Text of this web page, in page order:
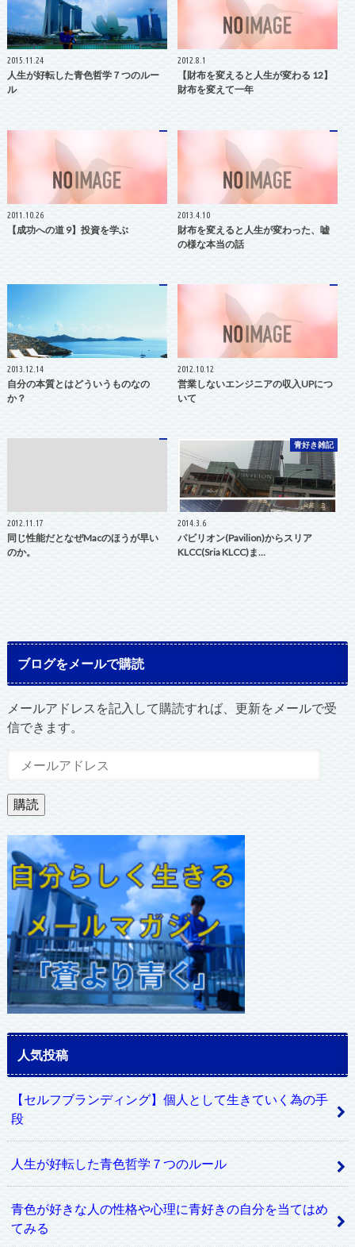
2015.11.24
人生が好転した青色哲学７つのルー
ル
2012.8.1
【財布を変えると人生が変わる 12】
財布を変えて一年
2011.10.26
【成功への道 9】投資を学ぶ
2013.4.10
財布を変えると人生が変わった、嘘
の様な本当の話
2013.12.14
自分の本質とはどういうものなの
か？
2012.10.12
営業しないエンジニアの収入UPにつ
いて
2012.11.17
同じ性能だとなぜMacのほうが早い
のか。
青好き雑記
2014.3.6
パビリオン(Pavilion)からスリア
KLCC(Sria KLCC)ま…
ブログをメールで購読
メールアドレスを記入して購読すれば、更新をメールで受
信できます。
ル
ア
ド
レ
ス
購読
人気投稿
【セルフブランディング】個人として生きていく為の手
段
人生が好転した青色哲学７つのルール
青色が好きな人の性格や心理に青好きの自分を当てはめ
てみる